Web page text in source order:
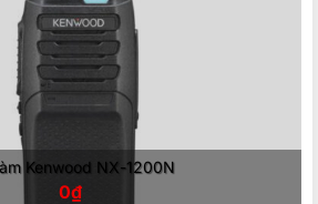
Kenwood NX-1200N
0₫